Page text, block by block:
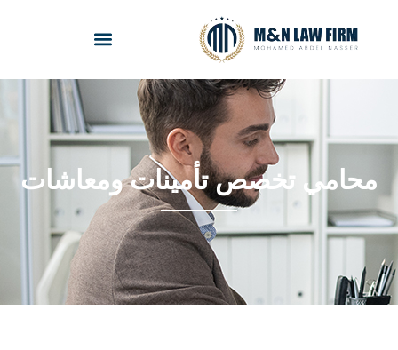
تخصص تأمينات ومعاشات